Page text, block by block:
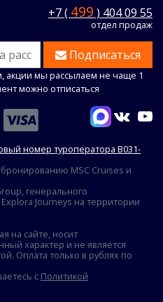
+7 ( 499 ) 404 09 55
отдел продаж
Подписаться
акции мы рассылаем не чаще 1
можно отписаться
номер туроператора В031-
MSC Cruises и
генерального
Journeys на территории
на сайте, носит
характер и не является
Оплата только в рублях по
с Политикой